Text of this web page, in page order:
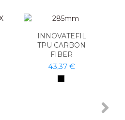
INNOVATEFIL
TPU CARBON
FIBER
43,37 €